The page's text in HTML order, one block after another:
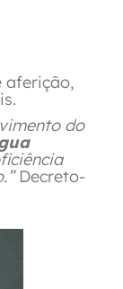
aferição,
do
Decreto-